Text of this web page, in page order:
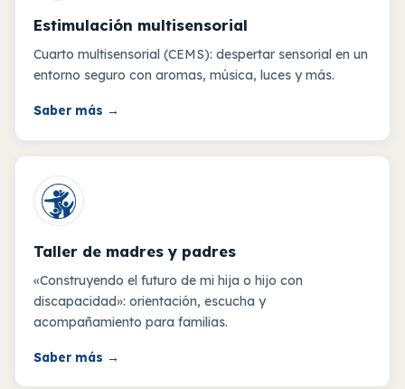
Estimulación multisensorial
Cuarto multisensorial (CEMS): despertar sensorial en un
entorno seguro con aromas, música, luces y más.
Saber más →
Taller de madres y padres
«Construyendo el futuro de mi hija o hijo con
discapacidad»: orientación, escucha y
acompañamiento para familias.
Saber más →